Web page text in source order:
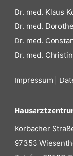
Dr. med. Klaus
Dr. med.
Dr. med.
Dr. med.
Impressum
Korbacher
97353